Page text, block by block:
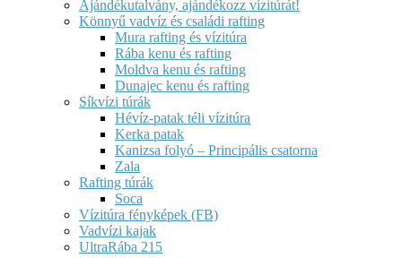
Ajándékutalvány, ajándékozz vízitúrát!
Könnyű vadvíz és családi rafting
Mura rafting és vízitúra
Rába kenu és rafting
Moldva kenu és rafting
Dunajec kenu és rafting
Síkvízi túrák
Hévíz-patak téli vízitúra
Kerka patak
Kanizsa folyó – Principális csatorna
Zala
Rafting túrák
Soca
Vízitúra fényképek (FB)
Vadvízi kajak
UltraRába 215